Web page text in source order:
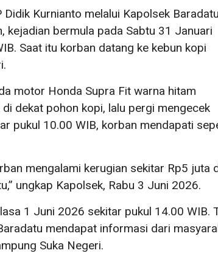
Didik Kurnianto melalui Kapolsek Baradatu
kejadian bermula pada Sabtu 31 Januari
Saat itu korban datang ke kebun kopi
motor Honda Supra Fit warna hitam
dekat pohon kopi, lalu pergi mengecek
pukul 10.00 WIB, korban mendapati
mengalami kerugian sekitar Rp5 juta
ungkap Kapolsek, Rabu 3 Juni 2026.
1 Juni 2026 sekitar pukul 14.00 WIB.
mendapat informasi dari
Suka Negeri.